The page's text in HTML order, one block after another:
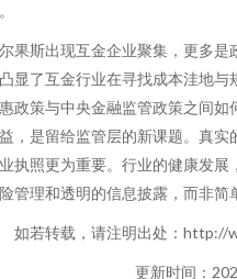
果斯出现互金企业聚集，更多是
显了互金行业在寻找成本洼地
政策与中央金融监管政策之间
，是留给监管层的新课题。真
执照更为重要。行业的健康发
管理和透明的信息披露，而非简
如若转载，请注明出处：http://
更新时间：